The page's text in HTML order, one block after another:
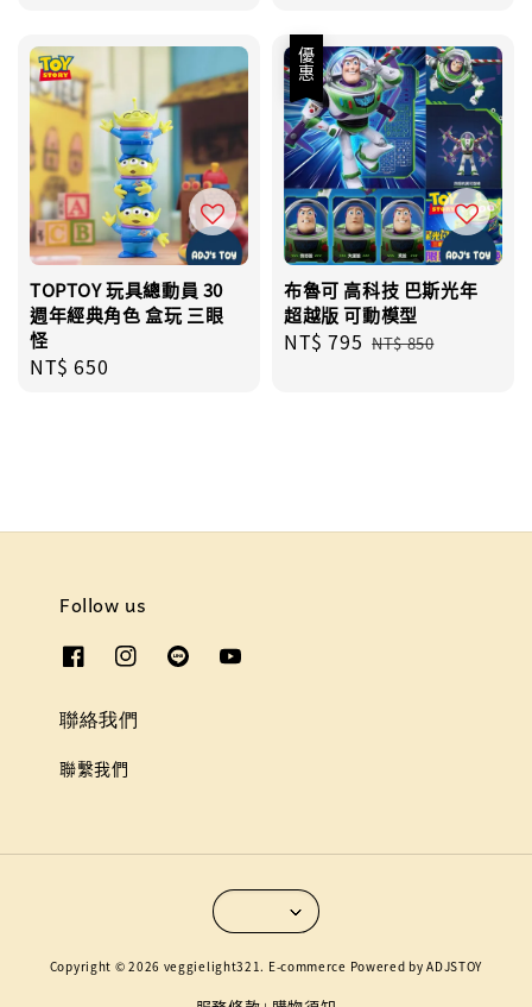
TOPTOY 玩具總動員 30
週年經典角色 盒玩 三眼
怪
Regular
NT$ 650
優惠
布魯可 高科技 巴斯光年
超越版 可動模型
Sale
NT$ 795 Regular
NT$ 850
Follow us
聯絡我們
聯繫我們
Copyright © 2026 veggielight321. E-commerce Powered by ADJSTOY